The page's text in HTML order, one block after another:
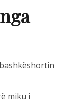
miku i